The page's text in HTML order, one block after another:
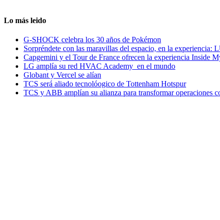
Lo más leido
G-SHOCK celebra los 30 años de Pokémon
Sorpréndete con las maravillas del espacio, en la experiencia:
Capgemini y el Tour de France ofrecen la experiencia Inside
LG amplía su red HVAC Academy en el mundo
Globant y Vercel se alían
TCS será aliado tecnolóogico de Tottenham Hotspur
TCS y ABB amplían su alianza para transformar operaciones